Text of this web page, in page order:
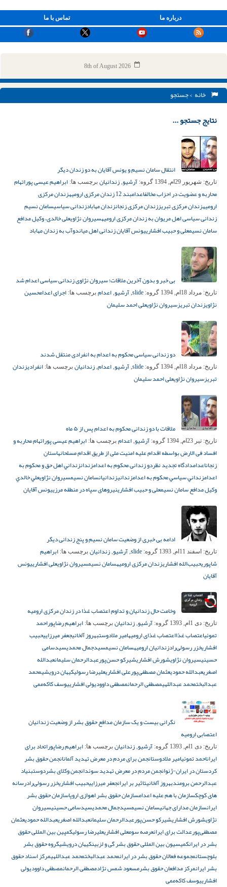
تماس با ما درباره ما
8th of August 2026
خانه > جستجو
نتایج جستجو ...
انتقال سامان نسیم و یونس آقایان به دو زندان دیگر
تاریخ: شهریور 29ام, 1394 گروه: آرشیو, زندانیان برچسب ها: ابراهیم عیسی پوراتهام
محاربه و عضویت در احزاب مخالفاعدامبند 12 زندان مرکزی ارومیه
زندان مرکزی
ارومیهزندان مرکزی تبریززندان مرکزی زنجانزندان مهابادزندانی سیاسیسامان نسیم
زندانی سیاسی اهل مریوان به زندان مرکزی ارومیهسیروان نژاویعلی خالدی، وکیل مدافع
سامان نسیمعلی و حبیب افشارییونس آقایان زندانی اهل میاندوآب به زندان مهاباد
بی خبر و بدون آخرین ملاقات؛ سیروان نژاوی زندانی سیاسی اعدام شد
تاریخ: مرداد 18ام, 1394 گروه: slide
, آرشیو, اعدام برچسب ها: اجرای اعدامحسین
نژاویزندان تبریزسیروان نژاویعلی‌ احمد سلیمان
دو زندانی سیاسی محکوم به اعدام به انفرادی منتقل شدند
تاریخ: مرداد 18ام, 1394 گروه: slide
, آرشیو, اعدام, زندانیان برچسب ها: انفرادیزندان
تبریزسیروان نژاویعلی احمد سلیمان
ملاقات با دو زندانی محکوم به اعدام پس از ۵ ماه
تاریخ: تیر 23ام, 1394 گروه: آرشیو, اعدام برچسب ها: ابراهیم عیسی پوراتهام محاربه و
افساد فی الارض بواسطه اقدام علیه امنیت ملی از طریق اقدام مسلحانهاستان
زنجاناعدامدادگاه تجدید نظردو زندانی محكوم به اعدامزندانزنداني اهل حق و محكوم به
اعدامزنداني سياسي محكوم به اعدامزندانیزندانیانسامان نسيمسیروان نژاویعلي خالدي
وكيل مدافع سامان نسيمعلی و حبیب افشارینیروهای سپاه در منطقه مرزیيونس آقايان
ادامه بی خبری از وضعیت سامان نسیم و پنج زندانی دیگر
تاریخ: اسفند 11ام, 1393 گروه: slide
, آرشیو, زندانیان برچسب ها: ابراهیم
شاپوریحبیب‌الله افشاریزندان مرکزی ارومیهسامان نسیمسیروان نژاویعلی افشارییونس
آقایان
وخامت حال زندانیان و تداوم اعتصاب غذا در زندان مرکزی ارومیه
تاریخ: دی 1ام, 1393 گروه: آرشیو, زندانیان برچسب ها: ابراهیم رضاپوراحمد
تموئیاعتصاب غذااعتصاب غذای ارومیهامیر ملادوستبهروز آلخانیجعفر میرزاییحبیب
افشاریخزر رسولی‌رادزندانیان ارومیهسامان نسیمسیدجمال محمدیسیدسامی
حسینیسیروان نژاویشورش افشاریشیرکو حسن‌پورعبدالرحمان سلیمانعبدالله
اصغریعبدالله حمودیعثمان مصطفی‌پورعلی افشاریعلیرضا رسولیکیهان درویشیمحمد
عبدالبختمحمد عبداللهیمصطفی الرحمانمصطفی داوودیولی افشارییوسف کاکه‌ممی
نگرانی بیست و یک سازمان مدافع حقوق بشر از وضعیت زندانیان
اعتصابی ارومیه
تاریخ: دی 1ام, 1393 گروه: آرشیو, زندانیان برچسب ها: ابراهیم رضاپوراتحاد برای
ایراناحمد تموئیامیر ملادوستانجمن برای مردم در معرض تهدید آلمانانجمن حقوق بشر
کردستان در ایران-ژنوانجمن مردم در معرض تهدید سوئدانجمن وکلای بشردوستبنیاد
عبدالرحمن برومندبهروز آلخانیتاثیر بر ایرانجعفر میرزاییحبیب افشاریخزر رسولی‌رادرسانه
های کوچکسازمان با هم علیه اعدامسازمان حقوق بشر اهوازی اروپاسازمان حقوق بشر
ایرانسازمان مدارای جهانیسامان نسیمسیدجمال محمدیسیدسامی حسینیسیروان
نژاویشورش افشاریشیرکو حسن‌پورعبدالرحمان سلیمانعبدالله اصغریعبدالله حمودیعثمان
مصطفی‌پورعدالت برای ایرانعرصه سومعلی افشاریعلیرضا رسولیکمپین بین المللی حقوق
بشر در ایرانکمیسیون بین المللی حقوق بشر گی و لزبینکیهان درویشیگروه حقوق بشر
بلوچستانمجموعه فعالان حقوق بشر در ایرانمحمد عبدالبختمحمد عبداللهیمرکز اسناد حقوق
بشر ایرانمرکز مدافعان حقوق بشرمسعود شمس نژادمصطفی الرحمانمصطفی داوودیولی
افشارییوسف کاکه‌ممی